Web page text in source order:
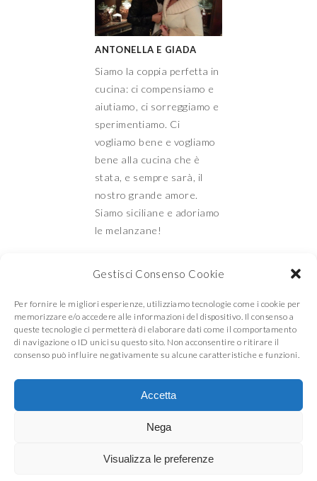
Gestisci Consenso Cookie
Per fornire le migliori esperienze, utilizziamo tecnologie come i cookie per
memorizzare e/o accedere alle informazioni del dispositivo. Il consenso a
queste tecnologie ci permetterà di elaborare dati come il comportamento
di navigazione o ID unici su questo sito. Non acconsentire o ritirare il
consenso può influire negativamente su alcune caratteristiche e funzioni.
Accetta
Nega
Visualizza le preferenze
ANTONELLA E GIADA
Siamo la coppia perfetta in
cucina: ci compensiamo e
aiutiamo, ci sorreggiamo e
sperimentiamo. Ci
vogliamo bene e vogliamo
bene alla cucina che è
stata, e sempre sarà, il
nostro grande amore.
Siamo siciliane e adoriamo
le melanzane!
Mamma e Figlia in
cucina
MAMMA E FIGLIA IN CUCINA